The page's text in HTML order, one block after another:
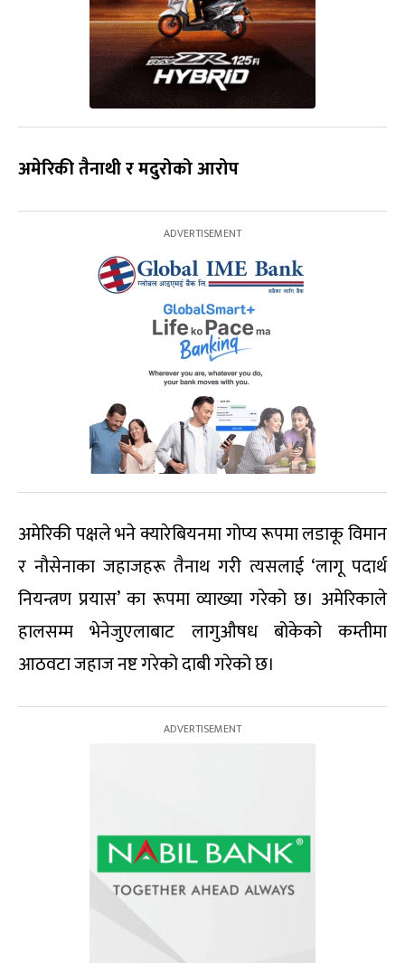
अमेरिकी तैनाथी र मदुरोको आरोप
अमेरिकी पक्षले भने क्यारेबियनमा गोप्य रूपमा लडाकू विमान
र नौसेनाका जहाजहरू तैनाथ गरी त्यसलाई ‘लागू पदार्थ
नियन्त्रण प्रयास’ का रूपमा व्याख्या गरेको छ। अमेरिकाले
हालसम्म भेनेजुएलाबाट लागुऔषध बोकेको कम्तीमा
आठवटा जहाज नष्ट गरेको दाबी गरेको छ।